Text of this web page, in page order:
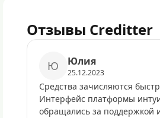
Отзывы Creditter
Ю Юлия
25.12.2023
Средства зачисляются
Интерфейс платформы
обращались за поддержкой